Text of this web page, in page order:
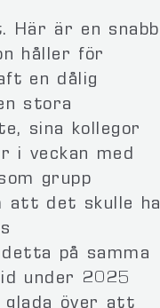
Här är en snabb
håller för
en dålig
stora
sina kollegor
i veckan med
grupp
att det skulle ha
på samma
under 2025